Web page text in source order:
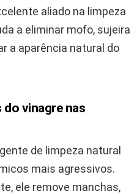
aliado na limpeza
a eliminar mofo, sujeira
a aparência natural do
vinagre nas
de limpeza natural
mais agressivos.
ele remove manchas,